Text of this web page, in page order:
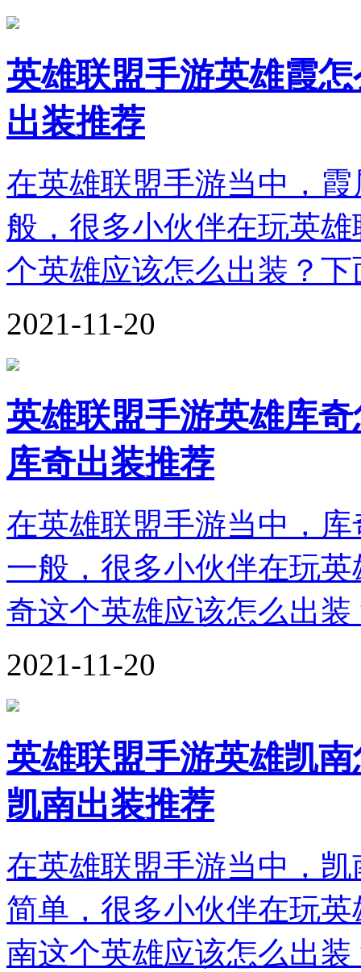
英雄联盟手游英雄霞
出装推荐
在英雄联盟手游当中，
般，很多小伙伴在玩英
个英雄应该怎么出装？
2021-11-20
英雄联盟手游英雄库
库奇出装推荐
在英雄联盟手游当中，
一般，很多小伙伴在玩
奇这个英雄应该怎么出
2021-11-20
英雄联盟手游英雄凯
凯南出装推荐
在英雄联盟手游当中，
简单，很多小伙伴在玩
南这个英雄应该怎么出